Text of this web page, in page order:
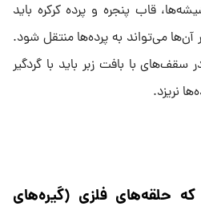
قاب پنجره و پرده کرکره باید
آن‌ها می‌تواند به پرده‌ها منتقل شود.
با بافت زبر باید با گردگیر
نریزد.
حلقه‌های فلزی (گیره‌های